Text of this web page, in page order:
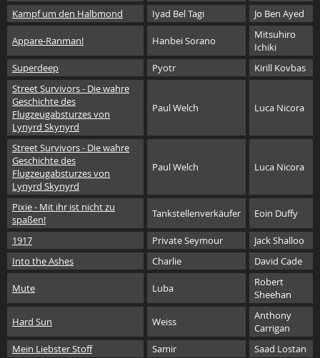
Kampf um den Halbmond
Iyad Bel Tagi Jo Ben Ayed
Appare-Ranman! Hanbei Sorano
Mitsuhiro
Ichiki
Superdeep
Pyotr
Kirill Kovbas
Street Survivors - Die wahre
Geschichte des
Flugzeugabsturzes von
Lynyrd Skynyrd
Paul Welch Luca Nicora
Street Survivors - Die wahre
Geschichte des
Flugzeugabsturzes von
Lynyrd Skynyrd
Paul Welch Luca Nicora
Pixie - Mit ihr ist nicht zu
spaßen!
Tankstellenverkäufer Eoin Duffy
1917 Private Seymour
Jack Shalloo
Into the Ashes
Charlie David Cade
Mute Luba
Robert
Sheehan
Hard Sun Weiss
Anthony
Carrigan
Mein Liebster Stoff
Samir
Saad Lostan